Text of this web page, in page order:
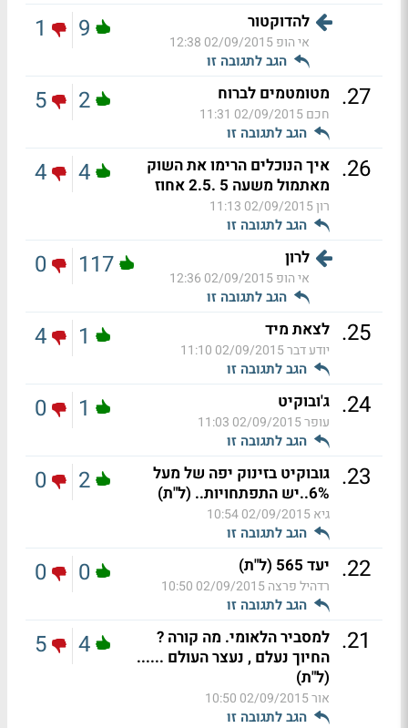
להדוקטור
אי הופ02/09/2015 12:38
הגב לתגובה זו
9
1
27
. מטומטמים לברוח
חכם02/09/2015 11:31
הגב לתגובה זו
2
5
26
. איך הנוכלים הרימו את השוק
מאתמול משעה 5 .2.5 אחוז
רון02/09/2015 11:13
הגב לתגובה זו
4
4
לרון
אי הופ02/09/2015 12:36
הגב לתגובה זו
117
0
25
. לצאת מיד
יודע דבר02/09/2015 11:10
הגב לתגובה זו
1
4
24
. ג'ובוקיט
עופר02/09/2015 11:03
הגב לתגובה זו
1
0
23
. גובוקיט בזינוק יפה של מעל
6%..יש התפתחויות.. (ל"ת)
גיא02/09/2015 10:54
הגב לתגובה זו
2
0
22
. יעד 565 (ל"ת)
רדהיל פרצה02/09/2015 10:50
הגב לתגובה זו
0
0
21
. למסביר הלאומי. מה קורה ?
החיוך נעלם , נעצר העולם ......
(ל"ת)
אור02/09/2015 10:50
הגב לתגובה זו
4
5